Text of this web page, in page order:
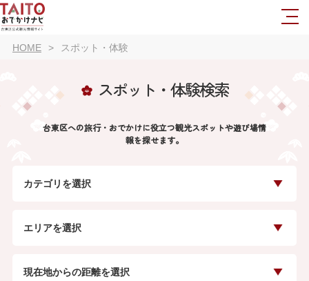
HOME スポット・体験
スポット・体験検索
台東区への旅行・おでかけに役立つ観光スポットや遊び場情
報を探せます。
カテゴリを選択
エリアを選択
現在地からの距離を選択